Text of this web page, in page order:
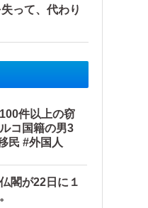
って、代わり
件以上の窃
コ国籍の男3
人を逮捕 #移民 #外国人
閣が22日に１